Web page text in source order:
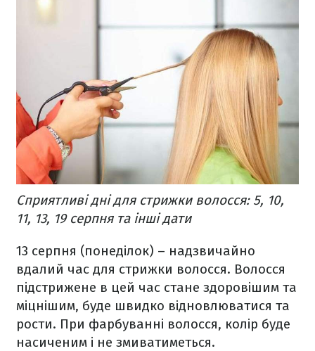
Сприятливі дні для стрижки волосся: 5, 10,
11, 13, 19 серпня та інші дати
13 серпня (понеділок) – надзвичайно
вдалий час для стрижки волосся. Волосся
підстрижене в цей час стане здоровішим та
міцнішим, буде швидко відновлюватися та
рости. При фарбуванні волосся, колір буде
насиченим і не змиватиметься.